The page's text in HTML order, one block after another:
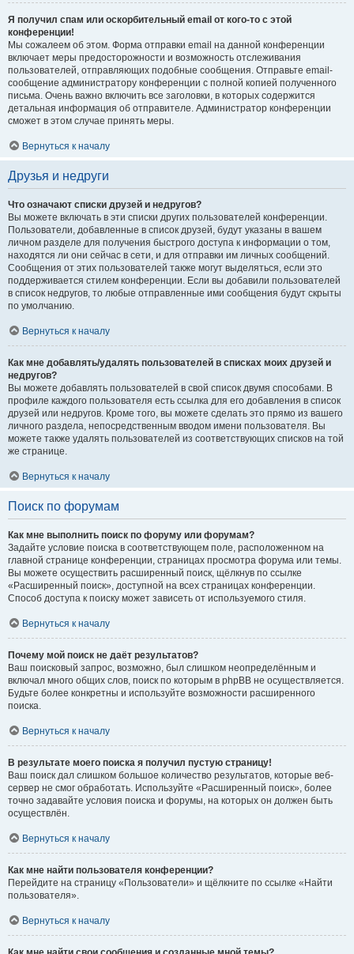
Я получил спам или оскорбительный email от кого-то с этой
конференции!
Мы сожалеем об этом. Форма отправки email на данной конференции
включает меры предосторожности и возможность отслеживания
пользователей, отправляющих подобные сообщения. Отправьте email-
сообщение администратору конференции с полной копией полученного
письма. Очень важно включить все заголовки, в которых содержится
детальная информация об отправителе. Администратор конференции
сможет в этом случае принять меры.
Вернуться к началу
Друзья и недруги
Что означают списки друзей и недругов?
Вы можете включать в эти списки других пользователей конференции.
Пользователи, добавленные в список друзей, будут указаны в вашем
личном разделе для получения быстрого доступа к информации о том,
находятся ли они сейчас в сети, и для отправки им личных сообщений.
Сообщения от этих пользователей также могут выделяться, если это
поддерживается стилем конференции. Если вы добавили пользователей
в список недругов, то любые отправленные ими сообщения будут скрыты
по умолчанию.
Вернуться к началу
Как мне добавлять/удалять пользователей в списках моих друзей и
недругов?
Вы можете добавлять пользователей в свой список двумя способами. В
профиле каждого пользователя есть ссылка для его добавления в список
друзей или недругов. Кроме того, вы можете сделать это прямо из вашего
личного раздела, непосредственным вводом имени пользователя. Вы
можете также удалять пользователей из соответствующих списков на той
же странице.
Вернуться к началу
Поиск по форумам
Как мне выполнить поиск по форуму или форумам?
Задайте условие поиска в соответствующем поле, расположенном на
главной странице конференции, страницах просмотра форума или темы.
Вы можете осуществить расширенный поиск, щёлкнув по ссылке
«Расширенный поиск», доступной на всех страницах конференции.
Способ доступа к поиску может зависеть от используемого стиля.
Вернуться к началу
Почему мой поиск не даёт результатов?
Ваш поисковый запрос, возможно, был слишком неопределённым и
включал много общих слов, поиск по которым в phpBB не осуществляется.
Будьте более конкретны и используйте возможности расширенного
поиска.
Вернуться к началу
В результате моего поиска я получил пустую страницу!
Ваш поиск дал слишком большое количество результатов, которые веб-
сервер не смог обработать. Используйте «Расширенный поиск», более
точно задавайте условия поиска и форумы, на которых он должен быть
осуществлён.
Вернуться к началу
Как мне найти пользователя конференции?
Перейдите на страницу «Пользователи» и щёлкните по ссылке «Найти
пользователя».
Вернуться к началу